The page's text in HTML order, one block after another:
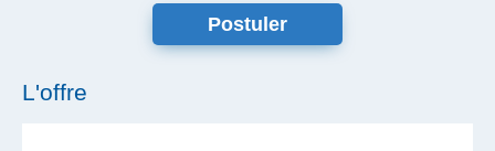
Postuler
L'offre